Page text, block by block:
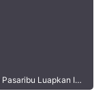
Luapkan Isi